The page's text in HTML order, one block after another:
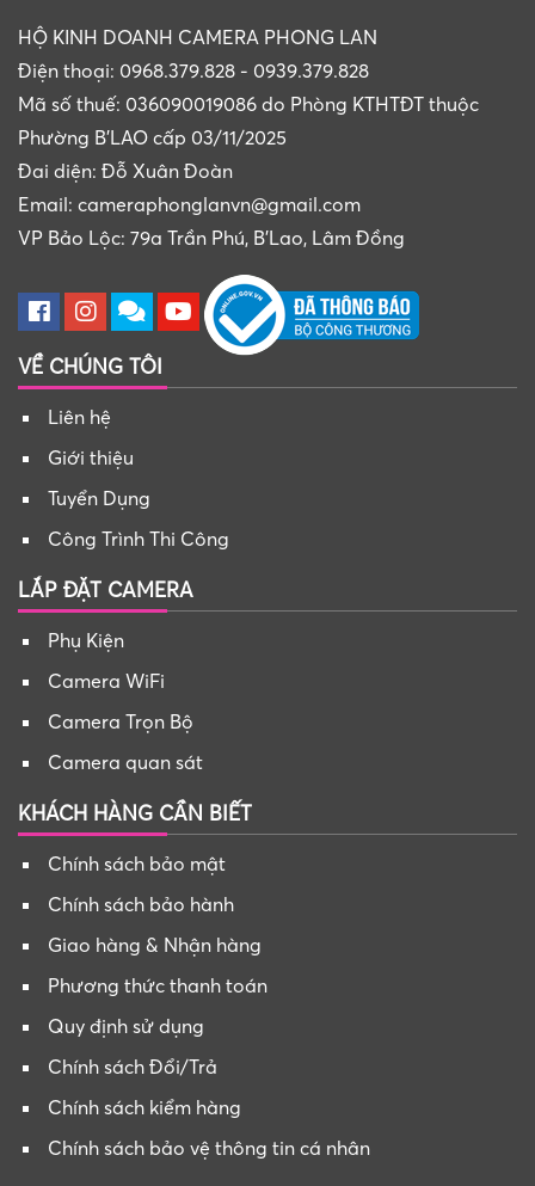
HỘ KINH DOANH CAMERA PHONG LAN
Điện thoại: 0968.379.828 - 0939.379.828
Mã số thuế: 036090019086 do Phòng KTHTĐT thuộc
Phường B'LAO cấp 03/11/2025
Đai diện: Đỗ Xuân Đoàn
Email: cameraphonglanvn@gmail.com
VP Bảo Lộc: 79a Trần Phú, B'Lao, Lâm Đồng
VỀ CHÚNG TÔI
Liên hệ
Giới thiệu
Tuyển Dụng
Công Trình Thi Công
LẮP ĐẶT CAMERA
Phụ Kiện
Camera WiFi
Camera Trọn Bộ
Camera quan sát
KHÁCH HÀNG CẦN BIẾT
Chính sách bảo mật
Chính sách bảo hành
Giao hàng & Nhận hàng
Phương thức thanh toán
Quy định sử dụng
Chính sách Đổi/Trả
Chính sách kiểm hàng
Chính sách bảo vệ thông tin cá nhân